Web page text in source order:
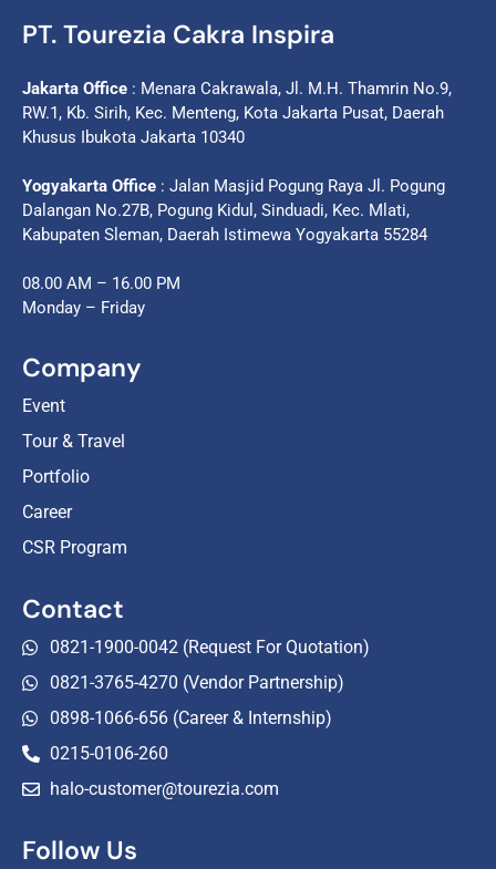
PT. Tourezia Cakra Inspira
Jakarta Office : Menara Cakrawala, Jl. M.H. Thamrin No.9,
RW.1, Kb. Sirih, Kec. Menteng, Kota Jakarta Pusat, Daerah
Khusus Ibukota Jakarta 10340
Yogyakarta Office : Jalan Masjid Pogung Raya Jl. Pogung
Dalangan No.27B, Pogung Kidul, Sinduadi, Kec. Mlati,
Kabupaten Sleman, Daerah Istimewa Yogyakarta 55284
08.00 AM – 16.00 PM
Monday – Friday
Company
Event
Tour & Travel
Portfolio
Career
CSR Program
Contact
0821-1900-0042 (Request For Quotation)
0821-3765-4270 (Vendor Partnership)
0898-1066-656 (Career & Internship)
0215-0106-260
halo-customer@tourezia.com
Follow Us